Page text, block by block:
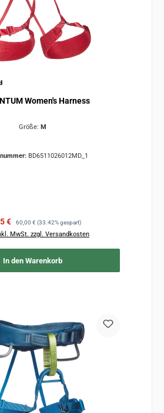
Women's Harness
Größe: M
BD6511026012MD_1
€ Regulärer Preis:
60,00 € (33.42% gespart)
MwSt. zzgl. Versandkosten
In den Warenkorb